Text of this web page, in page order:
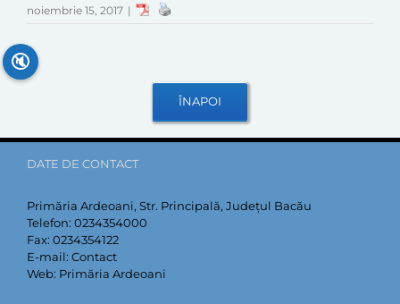
noiembrie 15, 2017 |
DATE DE CONTACT
Primăria Ardeoani, Str. Principală, Județul Bacău
Telefon: 0234354000
Fax: 0234354122
E-mail: Contact
Web: Primăria Ardeoani
🔇